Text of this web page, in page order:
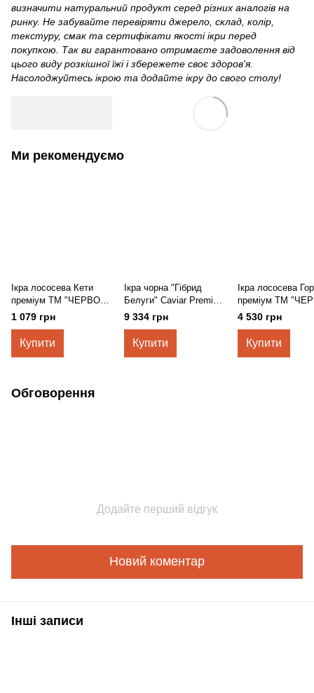
визначити натуральний продукт серед різних аналогів на
ринку. Не забувайте перевіряти джерело, склад, колір,
текстуру, смак та сертифікати якості ікри перед
покупкою. Так ви гарантовано отримаєте задоволення від
цього виду розкішної їжі і збережете своє здоров'я.
Насолоджуйтесь ікрою та додайте ікру до свого столу!
Ми рекомендуємо
Ікра лососева Кети
преміум ТМ "ЧЕРВОНЕ
ЗОЛОТО" 100г
1 079 грн
Купити
Ікра чорна "Гібрид
Белуги" Caviar Premium
250г
9 334 грн
Купити
Ікра лососева
преміум ТМ
ЗОЛОТО" 500г
4 530 грн
Купити
Обговорення
Додайте перший відгук
Новий коментар
Інші записи